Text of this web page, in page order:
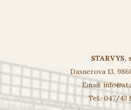
STARVYS,
Daxnerova 13,
Email:
Tel.: 047/43